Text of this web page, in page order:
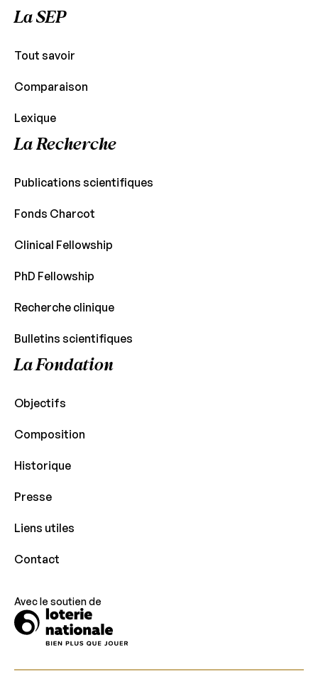
La SEP
Tout savoir
Comparaison
Lexique
La Recherche
Publications scientifiques
Fonds Charcot
Clinical Fellowship
PhD Fellowship
Recherche clinique
Bulletins scientifiques
La Fondation
Objectifs
Composition
Historique
Presse
Liens utiles
Contact
Avec le soutien de